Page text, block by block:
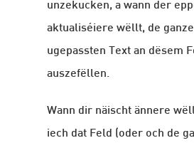
unzekucken, a wann der
aktualiséiere wëllt, de
ugepassten Text an dësem
auszefëllen.
Wann dir näischt ännere
iech dat Feld (oder och de